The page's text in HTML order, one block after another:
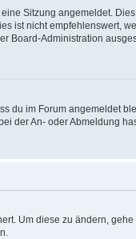
Sitzung angemeldet.
ist nicht empfehlenswert,
Board-Administration
du im Forum angemeldet
der An- oder Abmeldung
Um diese zu ändern,